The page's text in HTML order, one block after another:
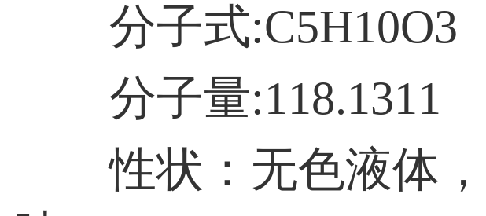
分子式:C5H10O3
分子量:118.1311
性状：无色液体，